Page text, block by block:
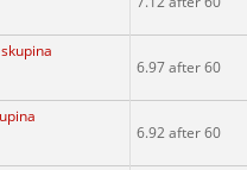
6.97 after 60
6.92 after 60